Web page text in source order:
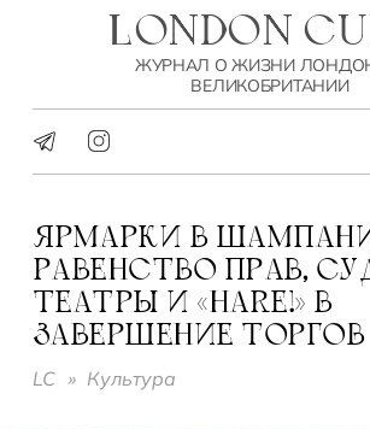
LONDON
ЖУРНАЛ О ЖИЗНИ
ВЕЛИКОБРИТАНИИ
ЯРМАРКИ В ШАМПАНИ:
РАВЕНСТВО ПРАВ,
ТЕАТРЫ И «НARE!» В
ЗАВЕРШЕНИЕ ТОРГОВ
LC » Культура